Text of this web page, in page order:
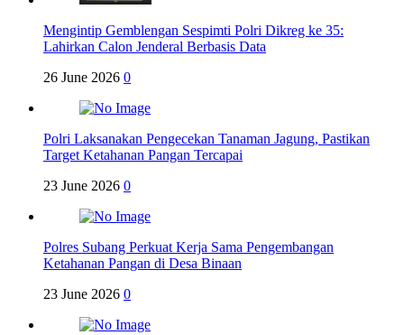
Mengintip Gemblengan Sespimti Polri Dikreg ke 35:
Lahirkan Calon Jenderal Berbasis Data
26 June 2026 0
Polri Laksanakan Pengecekan Tanaman Jagung, Pastikan
Target Ketahanan Pangan Tercapai
23 June 2026 0
Polres Subang Perkuat Kerja Sama Pengembangan
Ketahanan Pangan di Desa Binaan
23 June 2026 0